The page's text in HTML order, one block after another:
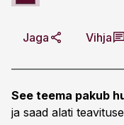
Jaga Vihja
See teema pakub
ja saad alati